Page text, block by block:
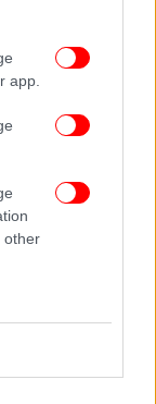
app.
otherΑσφαλείας
άγνωστο